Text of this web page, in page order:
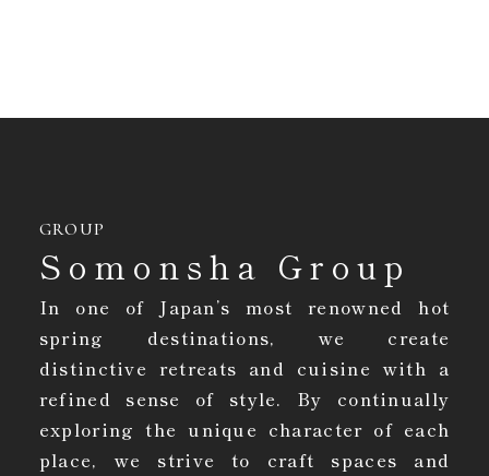
GROUP
Somonsha Group
In one of Japan’s most renowned hot
spring destinations, we create
distinctive retreats and cuisine with a
refined sense of style. By continually
exploring the unique character of each
place, we strive to craft spaces and